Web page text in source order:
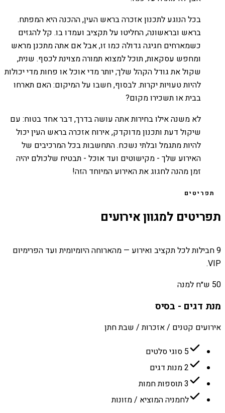
בכל הנוגע לתכנון אזכרה בראש העין, ההכנה היא המפתח.
בראש ובראשונה, החליטו על תקציב ועמדו בו. קל להגזים
כשמארחים חגיגה גדולה כמו זו, אבל אם אתה מתכנן מראש
ומחפש עסקאות, תוכל למצוא תמורה מצוינת לכסף. שנית,
שקול את גודל הקהל שלך; יותר מדי אוכל או פחות מדי יכולות
להיות טעויות יקרות. לבסוף, חשבו על המיקום: האם תארחו
בבית או תשכירו מקום?
לא משנה אילו בחירות אתה עושה בדרך, דבר אחד בטוח: עם
שיקול דעת ותכנון מדוקדק, אירוח אזכרה בראש העין יכול
להיות מתגמל ובלתי נשכח. התחשבות בכל המרכיבים של
האירוע שלך - מקישוטים ועד אוכל - תבטיח שלכולם יהיה
זמן מהנה לחגוג את האירוע המיוחד הזה!
תפריטים
תפריטים למגוון אירועים
9 חבילות לכל תקציב ואירוע — מהארוחה היומיומית ועד הפרימיום
VIP.
50 ש״ח למנה
מנת דגים - בסיס
אירועים קטנים / אזכרות / שבת חתן
5 סוגי סלטים
2 מנות דגים
3 תוספות חמות
לחמניה המוציא / מזונות